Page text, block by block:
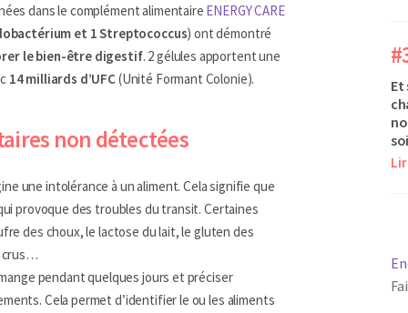
dans le complément alimentaire ENERGY CARE
et 1 Streptococcus) ont démontré
le bien-être digestif. 2 gélules apportent une
14 milliards d’UFC(Unité Formant Colonie).
non détectées
une intolérance à un aliment. Cela signifie que
provoque des troubles du transit. Certaines
des choux, le lactose du lait, le gluten des
crus…
pendant quelques jours et préciser
Cela permet d’identifier le ou les aliments
Et